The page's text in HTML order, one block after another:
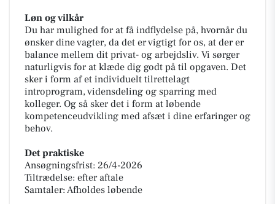
Løn og vilkår
Du har mulighed for at få indflydelse på, hvornår du
ønsker dine vagter, da det er vigtigt for os, at der er
balance mellem dit privat- og arbejdsliv. Vi sørger
naturligvis for at klæde dig godt på til opgaven. Det
sker i form af et individuelt tilrettelagt
introprogram, vidensdeling og sparring med
kolleger. Og så sker det i form at løbende
kompetenceudvikling med afsæt i dine erfaringer og
behov.
Det praktiske
Ansøgningsfrist: 26/4-2026
Tiltrædelse: efter aftale
Samtaler: Afholdes løbende